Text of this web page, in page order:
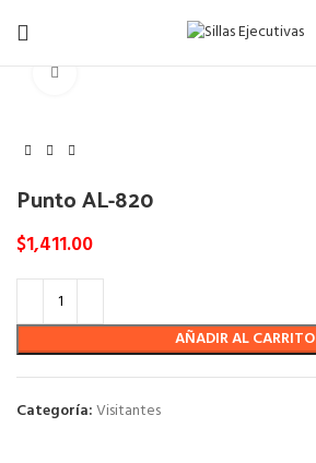
Punto AL-820
$1,411.00
AÑADIR AL CARRITO
Categoría:Visitantes